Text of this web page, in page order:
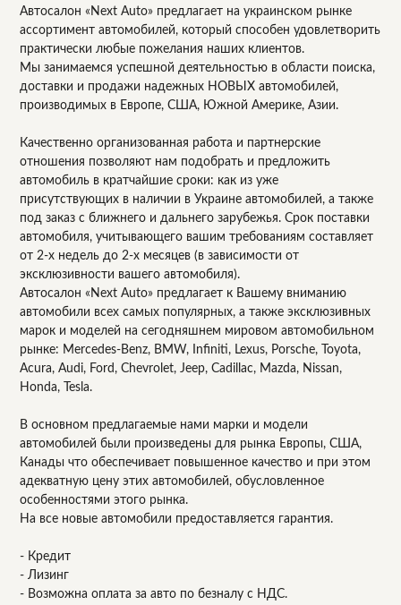
Автосалон «Next Auto» предлагает на украинском рынке
ассортимент автомобилей, который способен удовлетворить
практически любые пожелания наших клиентов.
Мы занимаемся успешной деятельностью в области поиска,
доставки и продажи надежных НОВЫХ автомобилей,
производимых в Европе, США, Южной Америке, Азии.
Качественно организованная работа и партнерские
отношения позволяют нам подобрать и предложить
автомобиль в кратчайшие сроки: как из уже
присутствующих в наличии в Украине автомобилей, а также
под заказ с ближнего и дальнего зарубежья. Срок поставки
автомобиля, учитывающего вашим требованиям составляет
от 2-х недель до 2-х месяцев (в зависимости от
эксклюзивности вашего автомобиля).
Автосалон «Next Auto» предлагает к Вашему вниманию
автомобили всех самых популярных, а также эксклюзивных
марок и моделей на сегодняшнем мировом автомобильном
рынке: Mercedes-Benz, BMW, Infiniti, Lexus, Porsche, Toyota,
Acura, Audi, Ford, Chevrolet, Jeep, Cadillac, Mazda, Nissan,
Honda, Tesla.
В основном предлагаемые нами марки и модели
автомобилей были произведены для рынка Европы, США,
Канады что обеспечивает повышенное качество и при этом
адекватную цену этих автомобилей, обусловленное
особенностями этого рынка.
На все новые автомобили предоставляется гарантия.
- Кредит
- Лизинг
- Возможна оплата за авто по безналу с НДС.